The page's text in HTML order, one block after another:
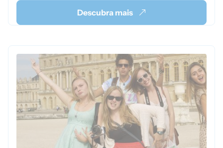
Descubra mais